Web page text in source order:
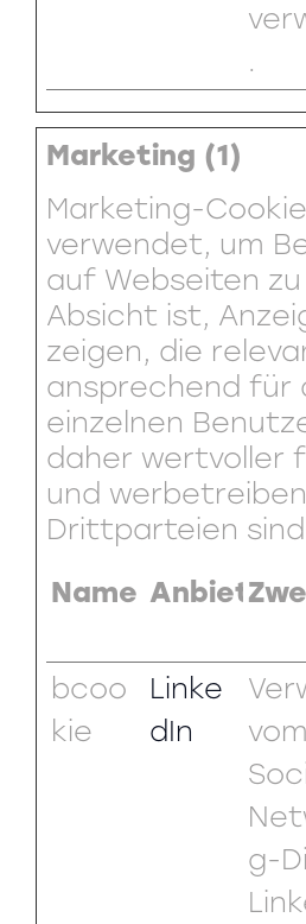
.
Marketing (1)
Marketing-
verwendet, um
auf Webseiten
Absicht ist,
zeigen, die
ansprechend für
einzelnen
daher wertvoller
und
Drittparteien
Name Anbieter
bcoo
kie
Linke
dIn
vom
g-